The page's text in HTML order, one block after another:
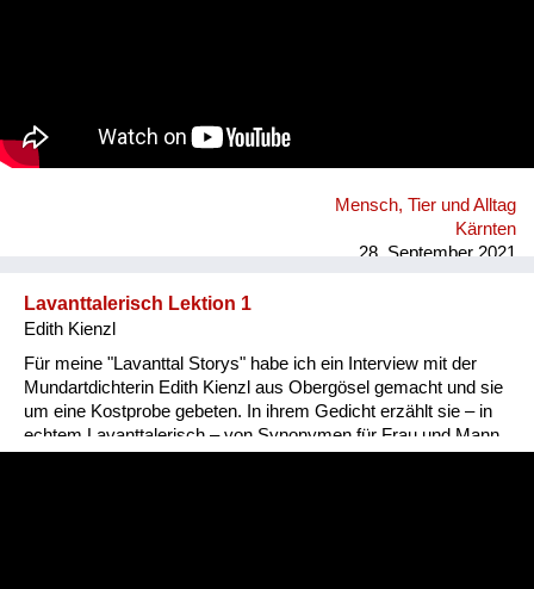
Mensch, Tier und Alltag
Kärnten
28. September 2021
Lavanttalerisch Lektion 1
Edith Kienzl
Für meine "Lavanttal Storys" habe ich ein Interview mit der
Mundartdichterin Edith Kienzl aus Obergösel gemacht und sie
um eine Kostprobe gebeten. In ihrem Gedicht erzählt sie – in
echtem Lavanttalerisch – von Synonymen für Frau und Mann.